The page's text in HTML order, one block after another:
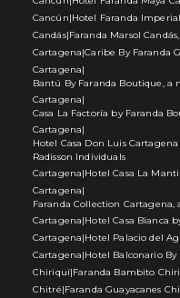
Cancún|Hotel Faranda
Candás|Faranda Marsol
Cartagena|Caribe By Faranda
Cartagena|
Bantú By Faranda Boutique, a
Cartagena|
Casa La Factoría by Faranda
Cartagena|
Hotel Casa Don Luis
Radisson Individuals
Cartagena|Hotel Casa La
Cartagena|
Faranda Collection
Cartagena|Hotel Casa Bianca
Cartagena|Hotel Palacio del
Cartagena|Hotel Balconario
Chiriquí|Faranda Bambito
Chitré|Faranda Guayacanes